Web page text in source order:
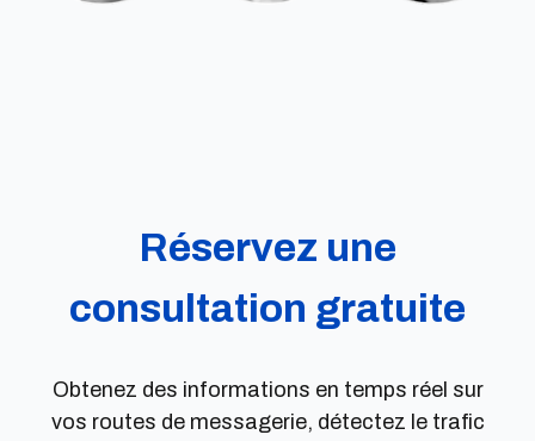
Réservez une
consultation gratuite
Obtenez des informations en temps réel sur
vos routes de messagerie, détectez le trafic